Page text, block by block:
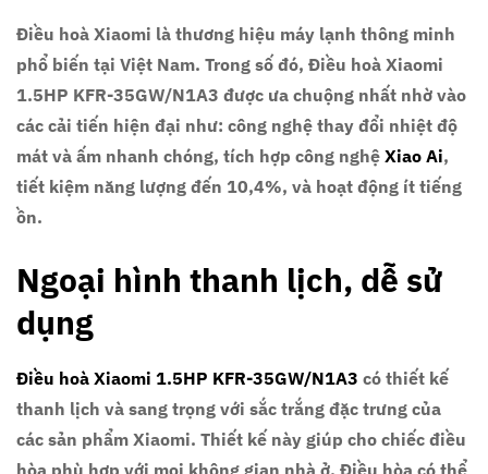
Điều hoà Xiaomi là thương hiệu máy lạnh thông minh
phổ biến tại Việt Nam. Trong số đó, Điều hoà Xiaomi
1.5HP KFR-35GW/N1A3 được ưa chuộng nhất nhờ vào
các cải tiến hiện đại như: công nghệ thay đổi nhiệt độ
mát và ấm nhanh chóng, tích hợp công nghệ Xiao Ai,
tiết kiệm năng lượng đến 10,4%, và hoạt động ít tiếng
ồn.
Ngoại hình thanh lịch, dễ sử
dụng
Điều hoà Xiaomi 1.5HP KFR-35GW/N1A3 có thiết kế
thanh lịch và sang trọng với sắc trắng đặc trưng của
các sản phẩm Xiaomi. Thiết kế này giúp cho chiếc điều
hòa phù hợp với mọi không gian nhà ở. Điều hòa có thể